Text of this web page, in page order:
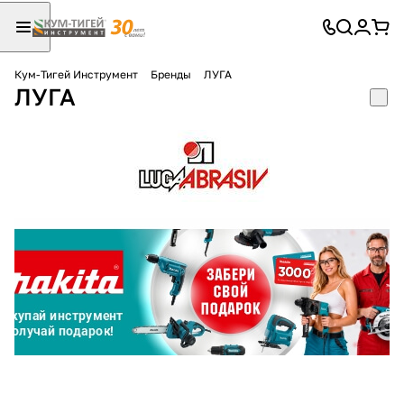
Кум-Тигей Инструмент Бренды ЛУГА
ЛУГА
Для клиентов всех банков
на части
График платежей
Сегодня
25%